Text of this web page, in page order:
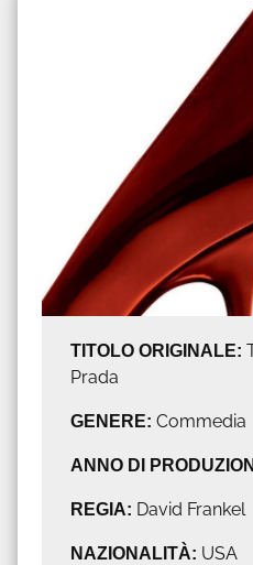
TITOLO ORIGINALE:
Prada
GENERE: Commedia
ANNO DI
REGIA: David Frankel
NAZIONALITÀ: USA